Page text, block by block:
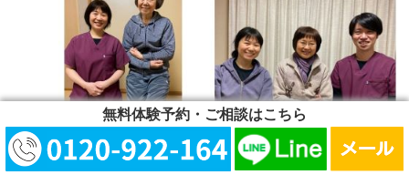
無料体験予約・ご相談はこちら
⇒【患者様の声】はこちら